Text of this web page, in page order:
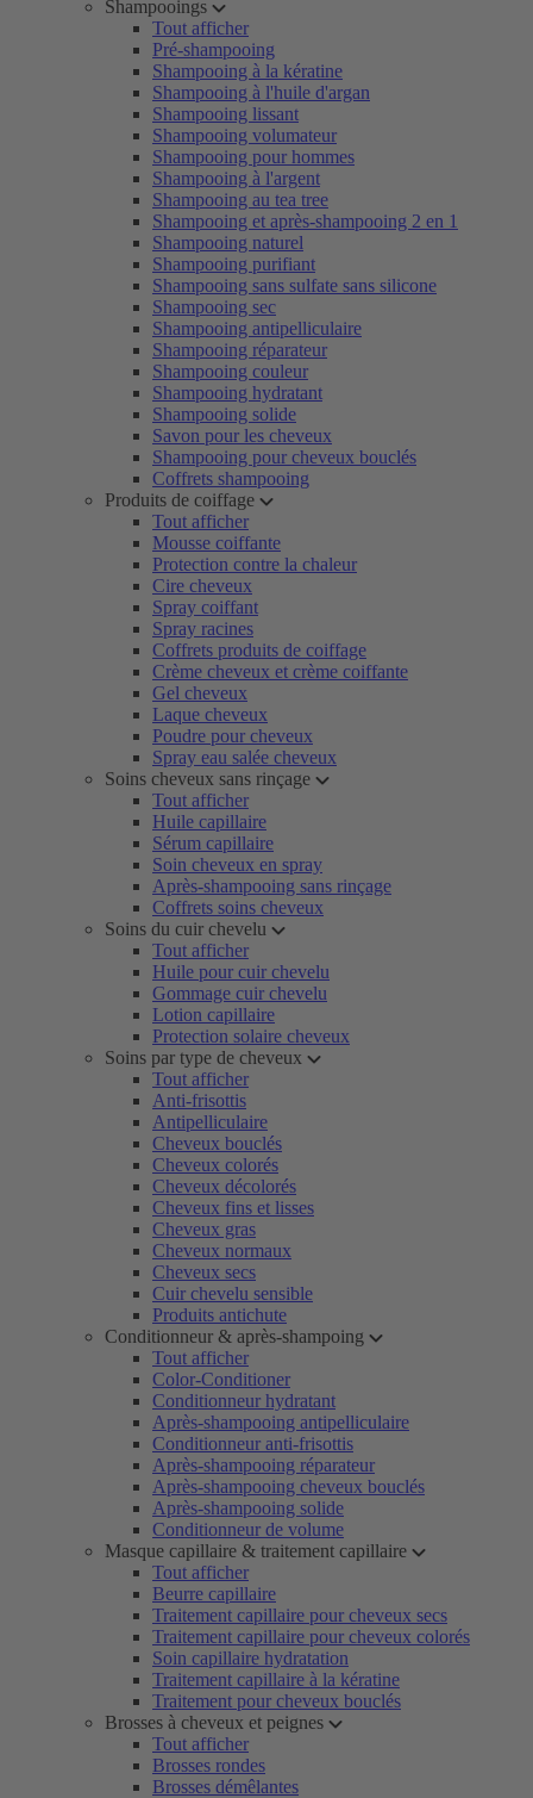
Shampooings
Tout afficher
Pré-shampooing
Shampooing à la kératine
Shampooing à l'huile d'argan
Shampooing lissant
Shampooing volumateur
Shampooing pour hommes
Shampooing à l'argent
Shampooing au tea tree
Shampooing et après-shampooing 2 en 1
Shampooing naturel
Shampooing purifiant
Shampooing sans sulfate sans silicone
Shampooing sec
Shampooing antipelliculaire
Shampooing réparateur
Shampooing couleur
Shampooing hydratant
Shampooing solide
Savon pour les cheveux
Shampooing pour cheveux bouclés
Coffrets shampooing
Produits de coiffage
Tout afficher
Mousse coiffante
Protection contre la chaleur
Cire cheveux
Spray coiffant
Spray racines
Coffrets produits de coiffage
Crème cheveux et crème coiffante
Gel cheveux
Laque cheveux
Poudre pour cheveux
Spray eau salée cheveux
Soins cheveux sans rinçage
Tout afficher
Huile capillaire
Sérum capillaire
Soin cheveux en spray
Après-shampooing sans rinçage
Coffrets soins cheveux
Soins du cuir chevelu
Tout afficher
Huile pour cuir chevelu
Gommage cuir chevelu
Lotion capillaire
Protection solaire cheveux
Soins par type de cheveux
Tout afficher
Anti-frisottis
Antipelliculaire
Cheveux bouclés
Cheveux colorés
Cheveux décolorés
Cheveux fins et lisses
Cheveux gras
Cheveux normaux
Cheveux secs
Cuir chevelu sensible
Produits antichute
Conditionneur & après-shampoing
Tout afficher
Color-Conditioner
Conditionneur hydratant
Après-shampooing antipelliculaire
Conditionneur anti-frisottis
Après-shampooing réparateur
Après-shampooing cheveux bouclés
Après-shampooing solide
Conditionneur de volume
Masque capillaire & traitement capillaire
Tout afficher
Beurre capillaire
Traitement capillaire pour cheveux secs
Traitement capillaire pour cheveux colorés
Soin capillaire hydratation
Traitement capillaire à la kératine
Traitement pour cheveux bouclés
Brosses à cheveux et peignes
Tout afficher
Brosses rondes
Brosses démêlantes